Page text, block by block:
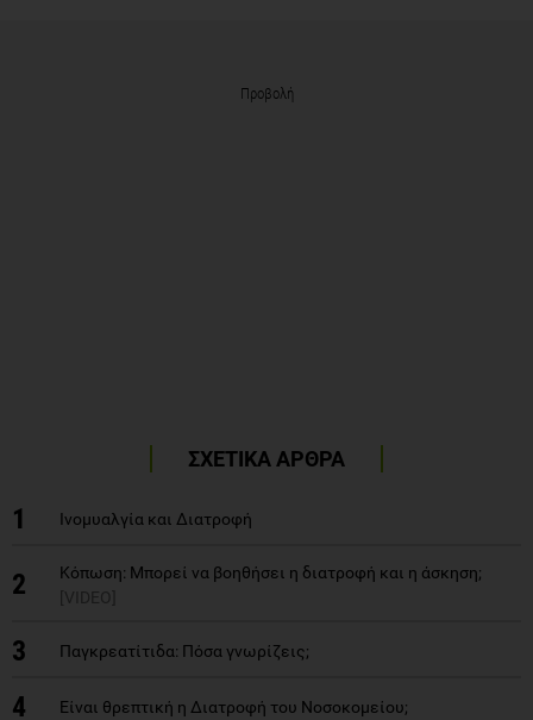
Προβολή
ΣΧΕΤΙΚΑ ΑΡΘΡΑ
1 Ινομυαλγία και Διατροφή
2
Κόπωση: Μπορεί να βοηθήσει η διατροφή και η άσκηση;
[VIDEO]
3 Παγκρεατίτιδα: Πόσα γνωρίζεις;
4 Είναι θρεπτική η Διατροφή του Νοσοκομείου;